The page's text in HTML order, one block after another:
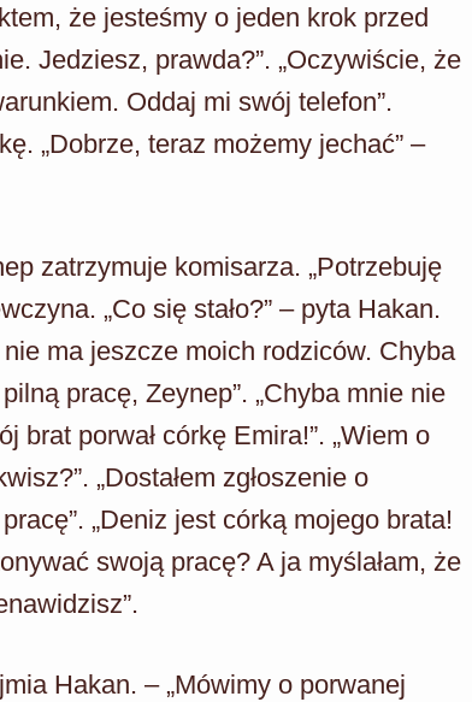
że jesteśmy o jeden krok przed
Jedziesz, prawda?”. „Oczywiście, że
Oddaj mi swój telefon”.
„Dobrze, teraz możemy jechać” –
zatrzymuje komisarza. „Potrzebuję
„Co się stało?” – pyta Hakan.
ma jeszcze moich rodziców. Chyba
pracę, Zeynep”. „Chyba mnie nie
brat porwał córkę Emira!”. „Wiem o
„Dostałem zgłoszenie o
„Deniz jest córką mojego brata!
swoją pracę? A ja myślałam, że
Hakan. – „Mówimy o porwanej